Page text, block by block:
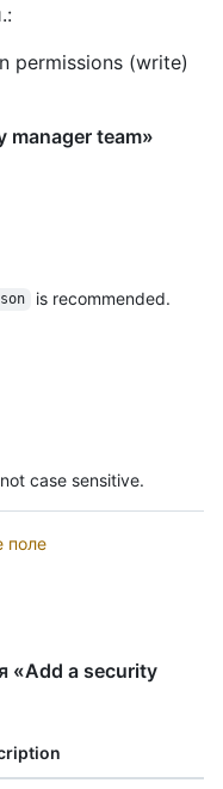
permissions (write)
manager team»
is recommended.
case sensitive.
поле
«Add a security